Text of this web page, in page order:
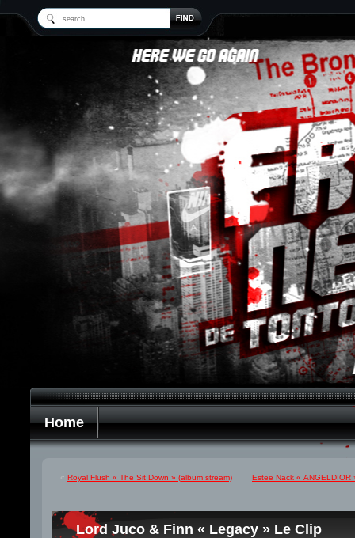
Home
« Royal Flush « The Sit Down » (album stream) Estee Nack « ANGELDIOR
Lord Juco & Finn « Legacy » Le Clip